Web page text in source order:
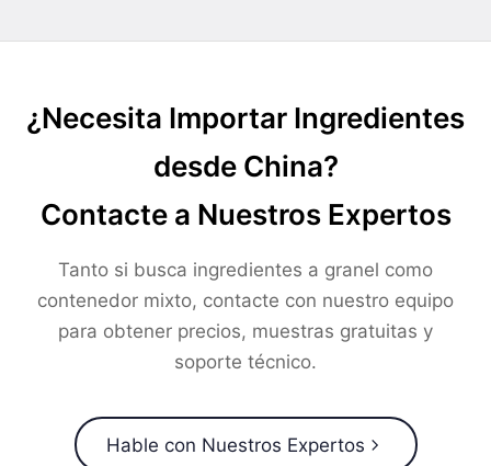
¿Necesita Importar Ingredientes
desde China?
Contacte a Nuestros Expertos
Tanto si busca ingredientes a granel como
contenedor mixto, contacte con nuestro equipo
para obtener precios, muestras gratuitas y
soporte técnico.
Hable con Nuestros Expertos